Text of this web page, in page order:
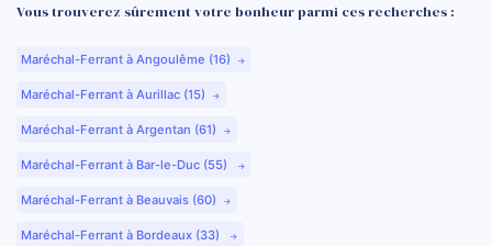
Vous trouverez sûrement votre bonheur parmi ces recherches :
Maréchal-Ferrant à Angoulême (16)
Maréchal-Ferrant à Aurillac (15)
Maréchal-Ferrant à Argentan (61)
Maréchal-Ferrant à Bar-le-Duc (55)
Maréchal-Ferrant à Beauvais (60)
Maréchal-Ferrant à Bordeaux (33)